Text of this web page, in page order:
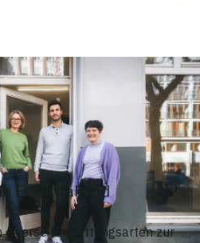
Eckental und
Bestattungsarten zur